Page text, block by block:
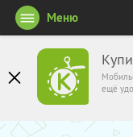
ещё
Меню